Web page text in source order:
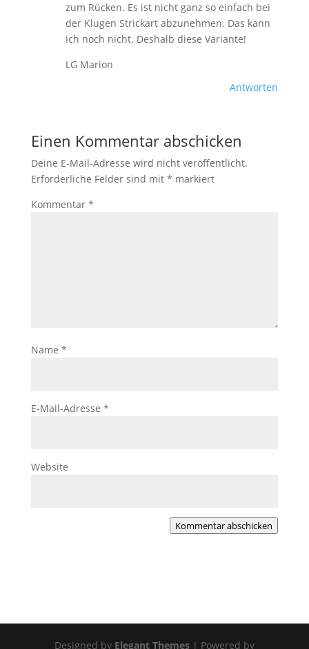
zum Rücken. Es ist nicht ganz so einfach bei
der Klugen Strickart abzunehmen. Das kann
ich noch nicht. Deshalb diese Variante!
LG Marion
Antworten
Einen Kommentar abschicken
Deine E-Mail-Adresse wird nicht veröffentlicht.
Erforderliche Felder sind mit * markiert
Kommentar *
Name *
E-Mail-Adresse *
Website
Kommentar abschicken
Designed by Elegant Themes| Powered by